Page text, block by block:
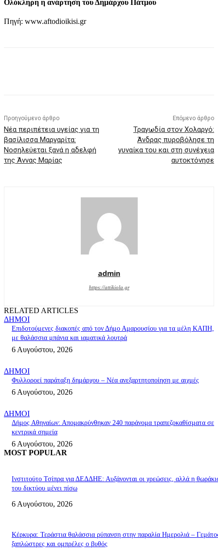
Ολόκληρη η ανάρτηση του Δημάρχου Πάτμου
Πηγή: www.aftodioikisi.gr
Προηγούμενο άρθρο
Νέα περιπέτεια υγείας για τη
βασίλισσα Μαργαρίτα:
Νοσηλεύεται ξανά η αδελφή
της Άννας Μαρίας
Επόμενο άρθρο
Τραγωδία στον Χολαργό:
Άνδρας πυροβόλησε τη
γυναίκα του και στη συνέχεια
αυτοκτόνησε
admin
https://attikiola.gr
RELATED ARTICLES
ΔΗΜΟΙ
Επιδοτούμενες διακοπές από τον Δήμο Αμαρουσίου για τα μέλη ΚΑΠΗ,
με θαλάσσια μπάνια και ιαματικά λουτρά
6 Αυγούστου, 2026
ΔΗΜΟΙ
Φυλλοροεί παράταξη δημάρχου – Νέα ανεξαρτητοποίηση με αιχμές
6 Αυγούστου, 2026
ΔΗΜΟΙ
Δήμος Αθηναίων: Απομακρύνθηκαν 240 παράνομα τραπεζοκαθίσματα σε
κεντρικά σημεία
6 Αυγούστου, 2026
MOST POPULAR
Ινστιτούτο Τσίπρα για ΔΕΔΔΗΕ: Αυξάνονται οι χρεώσεις, αλλά η
του δικτύου μένει πίσω
6 Αυγούστου, 2026
Κέρκυρα: Τεράστια θαλάσσια ρύπανση στην παραλία Ημερολιά –
ξαπλώστρες και ομπρέλες ο βυθός